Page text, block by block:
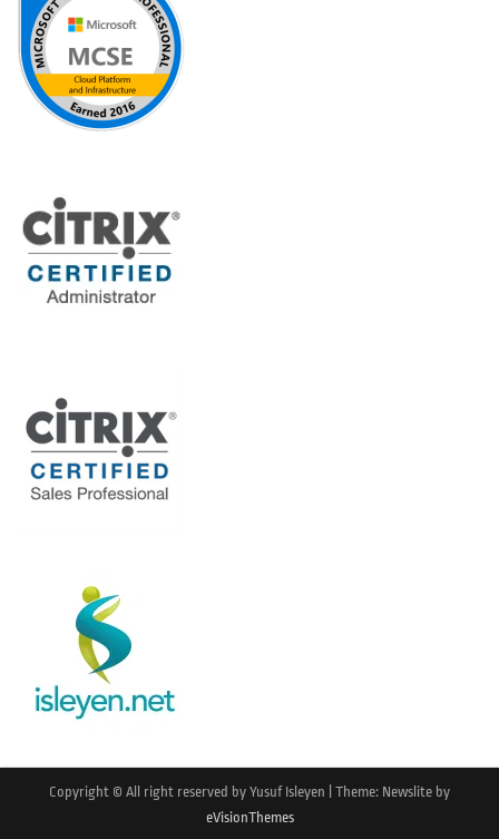
Copyright © All right reserved by Yusuf Isleyen
Theme: Newslite by
eVisionThemes